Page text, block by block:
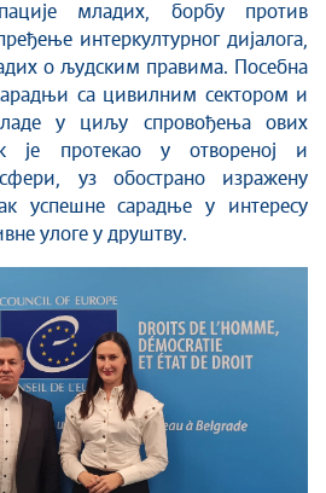
младих, борбу против
интеркултурног дијалога,
о људским правима. Посебна
са цивилним сектором и
у циљу спровођења ових
је протекао у отвореној и
уз обострано изражену
успешне сарадње у интересу
улоге у друштву.